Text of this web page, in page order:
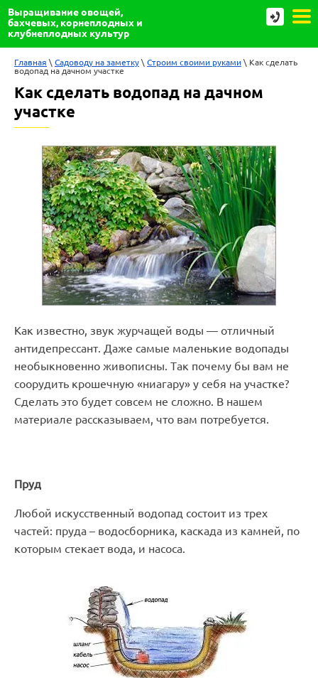
Выращивание овощей,
бахчевых, корнеплодных и
клубнеплодных культур
Главная \ Садоводу на заметку \ Строим своими руками \ Как сделать
водопад на дачном участке
Как сделать водопад на дачном
участке
Как известно, звук журчащей воды — отличный
антидепрессант. Даже самые маленькие водопады
необыкновенно живописны. Так почему бы вам не
соорудить крошечную «ниагару» у себя на участке?
Сделать это будет совсем не сложно. В нашем
материале рассказываем, что вам потребуется.
Пруд
Любой искусственный водопад состоит из трех
частей: пруда – водосборника, каскада из камней, по
которым стекает вода, и насоса.